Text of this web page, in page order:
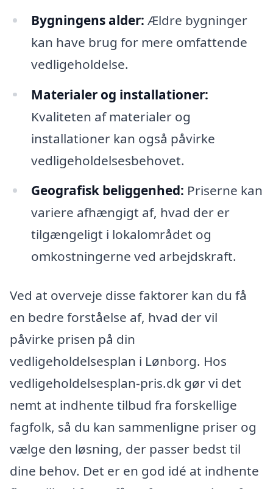
Bygningens alder: Ældre bygninger
kan have brug for mere omfattende
vedligeholdelse.
Materialer og installationer:
Kvaliteten af materialer og
installationer kan også påvirke
vedligeholdelsesbehovet.
Geografisk beliggenhed: Priserne kan
variere afhængigt af, hvad der er
tilgængeligt i lokalområdet og
omkostningerne ved arbejdskraft.
Ved at overveje disse faktorer kan du få
en bedre forståelse af, hvad der vil
påvirke prisen på din
vedligeholdelsesplan i Lønborg. Hos
vedligeholdelsesplan-pris.dk gør vi det
nemt at indhente tilbud fra forskellige
fagfolk, så du kan sammenligne priser og
vælge den løsning, der passer bedst til
dine behov. Det er en god idé at indhente